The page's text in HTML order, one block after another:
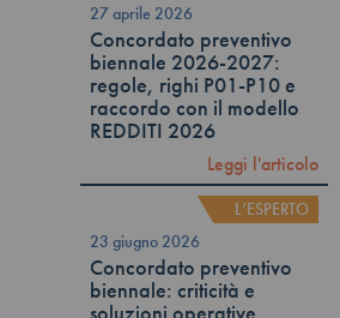
27 aprile 2026
Concordato preventivo
biennale 2026-2027:
regole, righi P01-P10 e
raccordo con il modello
REDDITI 2026
Leggi l'articolo
L’ESPERTO
23 giugno 2026
Concordato preventivo
biennale: criticità e